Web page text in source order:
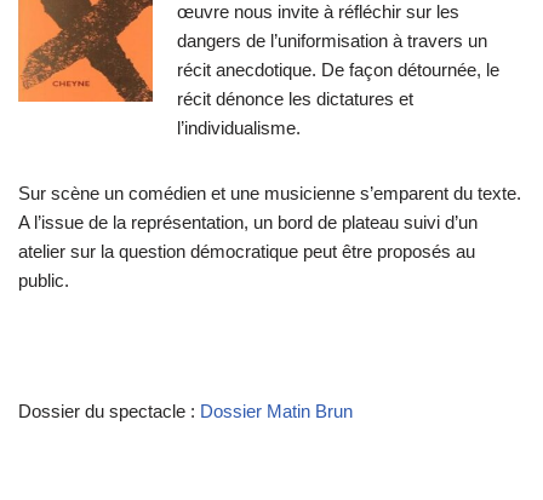
œuvre nous invite à réfléchir sur les
dangers de l’uniformisation à travers un
récit anecdotique. De façon détournée, le
récit dénonce les dictatures et
l’individualisme.
Sur scène un comédien et une musicienne s’emparent du texte.
A l’issue de la représentation, un bord de plateau suivi d’un
atelier sur la question démocratique peut être proposés au
public.
Dossier du spectacle : Dossier Matin Brun